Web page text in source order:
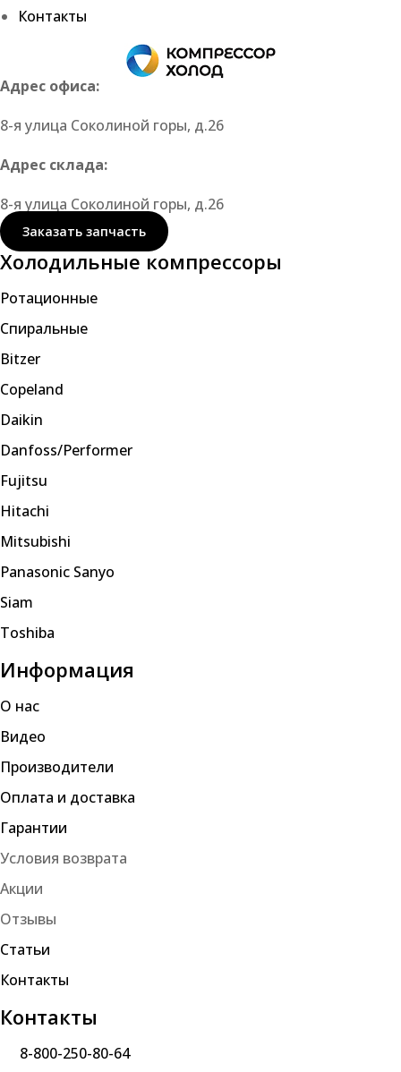
Контакты
Адрес офиса:
8-я улица Соколиной горы, д.26
Адрес склада:
8-я улица Соколиной горы, д.26
Заказать запчасть
Холодильные компрессоры
Ротационные
Спиральные
Bitzer
Copeland
Daikin
Danfoss/Performer
Fujitsu
Hitachi
Mitsubishi
Panasonic Sanyo
Siam
Toshiba
Информация
О нас
Видео
Производители
Оплата и доставка
Гарантии
Условия возврата
Акции
Отзывы
Статьи
Контакты
Контакты
8-800-250-80-64